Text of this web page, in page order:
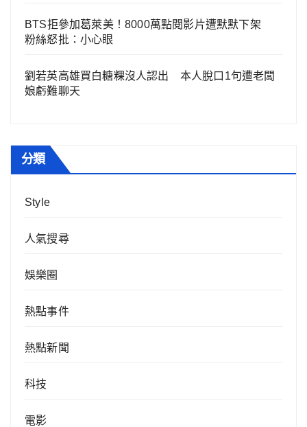
BTS拒參加葛萊美！8000萬點閱影片遭默默下架
粉絲怒批：小心眼
劉若英高雄買白糖粿沒人認出 本人脫口1句遭老闆
娘虧難聊天
分類
Style
人氣搜尋
娛樂圈
熱點事件
熱點新聞
科技
電影